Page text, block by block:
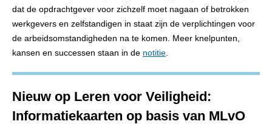
dat de opdrachtgever voor zichzelf moet nagaan of betrokken
werkgevers en zelfstandigen in staat zijn de verplichtingen voor
de arbeidsomstandigheden na te komen. Meer knelpunten,
kansen en successen staan in de notitie
Nieuw op Leren voor Veiligheid:
Informatiekaarten op basis van MLvO